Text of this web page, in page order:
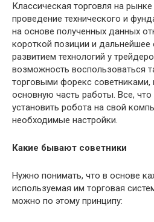
Классическая торговля на
проведение технического и
на основе полученных данных
короткой позиции и
развитием технологий у
возможность воспользоваться
торговыми форекс
основную часть работы. Все,
установить робота на свой
необходимые настройки.
Какие бывают советники
Нужно понимать, что в основе
используемая им торговая
можно по этому принципу: